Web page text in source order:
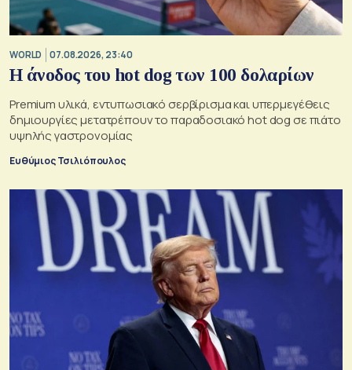
WORLD 07.08.2026, 23:40
Η άνοδος του hot dog των 100 δολαρίων
Premium υλικά, εντυπωσιακό σερβίρισμα και υπερμεγέθεις
δημιουργίες μετατρέπουν το παραδοσιακό hot dog σε πιάτο
υψηλής γαστρονομίας
Ευθύμιος Τσιλιόπουλος